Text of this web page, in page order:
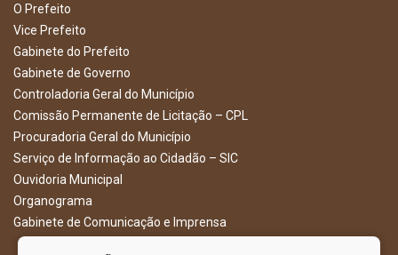
O Prefeito
Vice Prefeito
Gabinete do Prefeito
Gabinete de Governo
Controladoria Geral do Município
Comissão Permanente de Licitação – CPL
Procuradoria Geral do Município
Serviço de Informação ao Cidadão – SIC
Ouvidoria Municipal
Organograma
Gabinete de Comunicação e Imprensa